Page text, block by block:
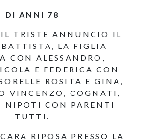
DI ANNI 78
TRISTE ANNUNCIO IL
LA FIGLIA
CON ALESSANDRO,
E FEDERICA CON
ROSITA E GINA,
VINCENZO, COGNATI,
NIPOTI CON PARENTI
TUTTI.
RIPOSA PRESSO LA